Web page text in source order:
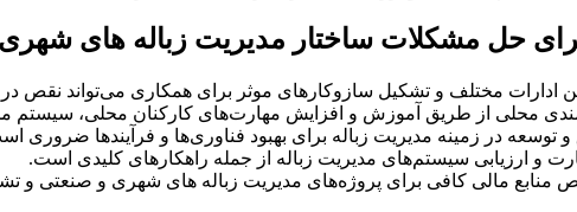
ادارات مختلف و تشکیل سازوکارهای موثر برای همکاری می‌تواند نقص
محلی از طریق آموزش و افزایش مهارت‌های کارکنان محلی، سیستم
توسعه در زمینه مدیریت زباله برای بهبود فناوری‌ها و فرآیندها ضروری
و ارزیابی سیستم‌های مدیریت زباله از جمله راهکارهای کلیدی است.
مالی کافی برای پروژه‌های مدیریت زباله‌ های شهری و صنعتی و